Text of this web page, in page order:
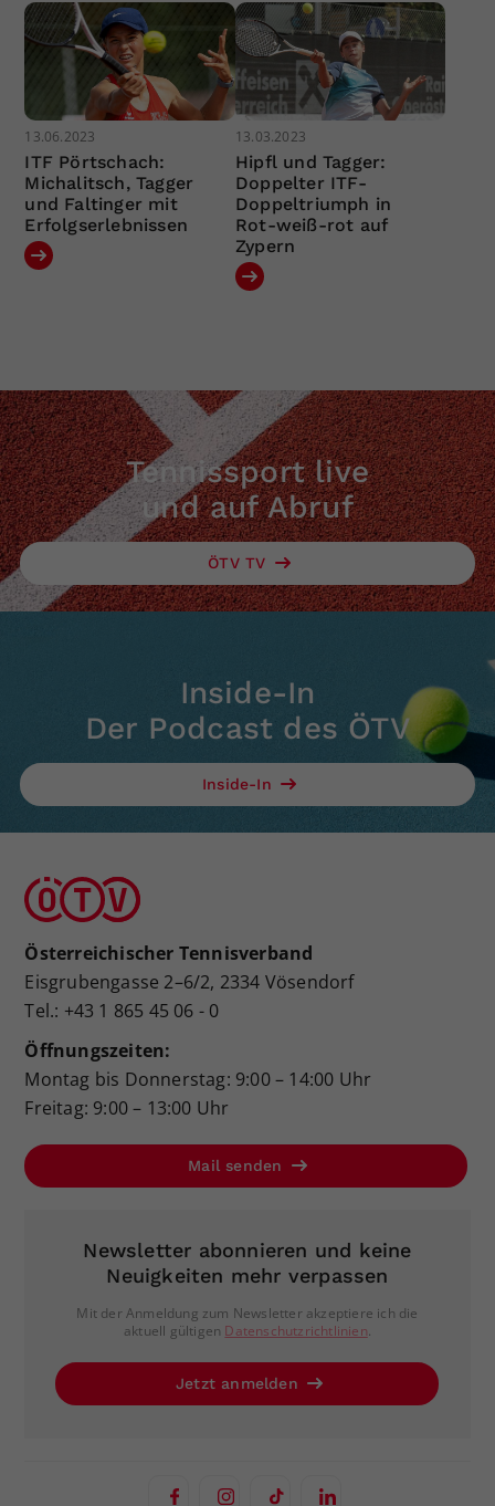
13.06.2023
ITF Pörtschach:
Michalitsch, Tagger
und Faltinger mit
Erfolgserlebnissen
13.03.2023
Hipfl und Tagger:
Doppelter ITF-
Doppeltriumph in
Rot-weiß-rot auf
Zypern
Tennissport live
und auf Abruf
ÖTV TV
Inside-In
Der Podcast des ÖTV
Inside-In
Österreichischer Tennisverband
Eisgrubengasse 2–6/2, 2334 Vösendorf
Tel.: +43 1 865 45 06 - 0
Öffnungszeiten:
Montag bis Donnerstag: 9:00 – 14:00 Uhr
Freitag: 9:00 – 13:00 Uhr
Mail senden
Newsletter abonnieren und keine
Neuigkeiten mehr verpassen
Mit der Anmeldung zum Newsletter akzeptiere ich die
aktuell gültigen Datenschutzrichtlinien.
Jetzt anmelden